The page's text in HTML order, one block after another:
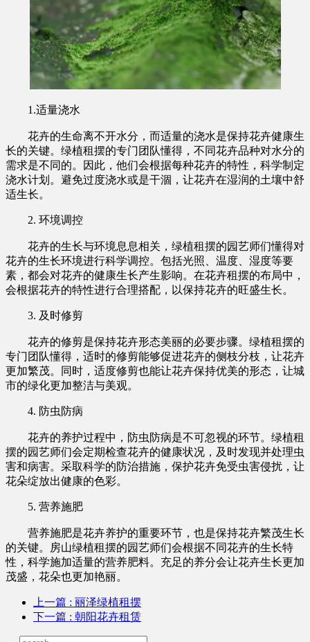
1.适量浇水
花卉的生命离不开水分，而适量的浇水是保持花卉健康生
长的关键。绿植租摆的专门团队懂得，不同花卉品种对水分的
需求是不同的。因此，他们会根据每种花卉的特性，科学制定
浇水计划。避免过度浇水或是干涸，让花卉在湿润的土壤中舒
适生长。
2. 环境调控
花卉的生长与环境息息相关，绿植租摆的园艺师们懂得对
花卉的生长环境进行科学调控。包括光照、温度、湿度等要
素，都会对花卉的健康生长产生影响。在花卉租摆的布局中，
会根据花卉的特性进行合理搭配，以保持花卉的旺盛生长。
3. 及时修剪
花卉的修剪是保持花卉形态美丽的必要步骤。绿植租摆的
专门团队懂得，适时的修剪能够促进花卉的侧枝分枝，让花卉
更加繁茂。同时，适度修剪也能让花卉保持优美的形态，让城
市的绿化更加整洁与美观。
4. 防虫防病
花卉的养护过程中，防虫防病是不可忽视的环节。绿植租
摆的园艺师们会定期检查花卉的健康状况，及时发现并处理虫
害和病害。采取科学的防治措施，保护花卉免受虫害侵扰，让
花朵绽放出健康的色彩。
5. 营养施肥
营养施肥是花卉养护的重要环节，也是保持花卉繁茂生长
的关键。房山绿植租摆的园艺师们会根据不同花卉的生长特
性，科学施加适量的营养肥料。充足的养分会让花卉生长更加
茂盛，花朵也更加艳丽。
上一篇 : 丽泽绿植租摆
下一篇 : 朝阳花卉租赁